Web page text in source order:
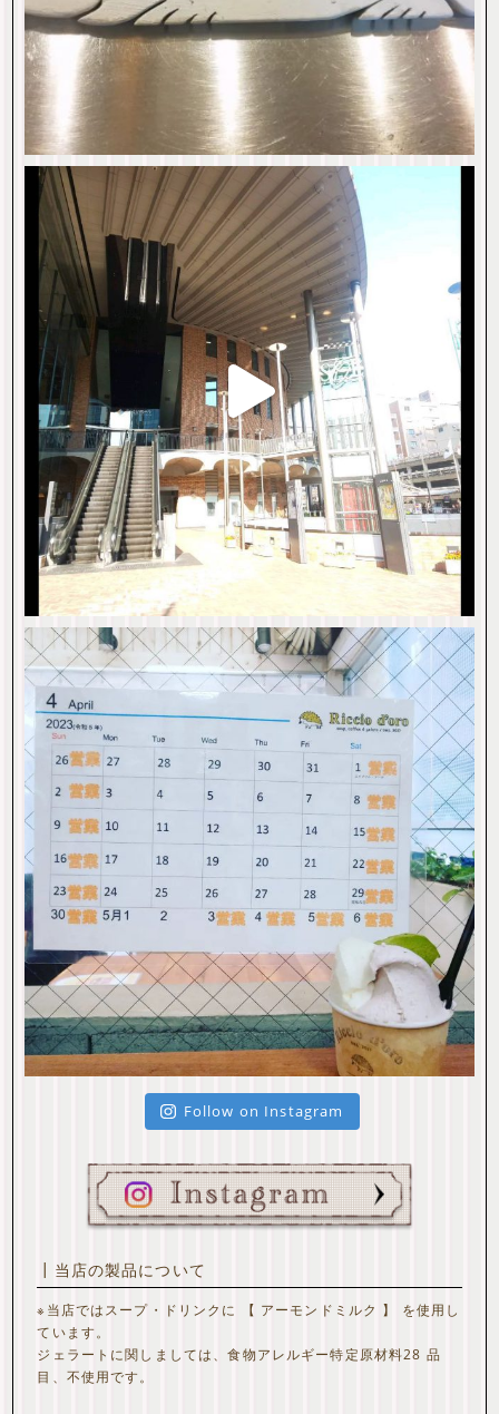
Follow on Instagram
┃当店の製品について
※当店ではスープ・ドリンクに 【 アーモンドミルク 】 を使用し
ています。
ジェラートに関しましては、食物アレルギー特定原材料28 品
目、不使用です。